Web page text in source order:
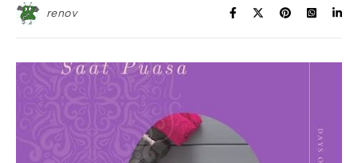
renov